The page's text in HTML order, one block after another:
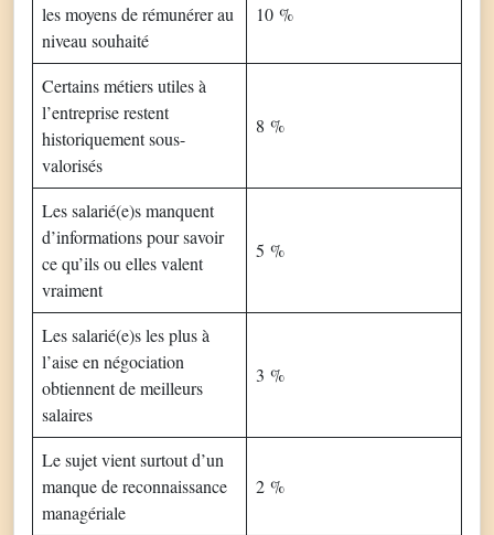
les moyens de rémunérer au
niveau souhaité
10 %
Certains métiers utiles à
l’entreprise restent
historiquement sous-
valorisés
8 %
Les salarié(e)s manquent
d’informations pour savoir
ce qu’ils ou elles valent
vraiment
5 %
Les salarié(e)s les plus à
l’aise en négociation
obtiennent de meilleurs
salaires
3 %
Le sujet vient surtout d’un
manque de reconnaissance
managériale
2 %